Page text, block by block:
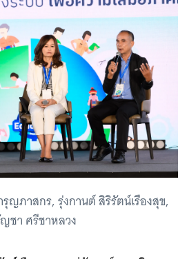
ภาสกร, รุ่งกานต์ สิริรัตน์เรืองสุข,
ชา ศรีชาหลวง